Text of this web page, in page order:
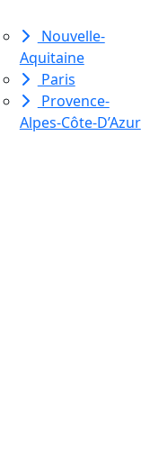
Nouvelle-
Aquitaine
Paris
Provence-
Alpes-Côte-D’Azur